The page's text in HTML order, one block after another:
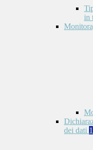
in
dei dati 1